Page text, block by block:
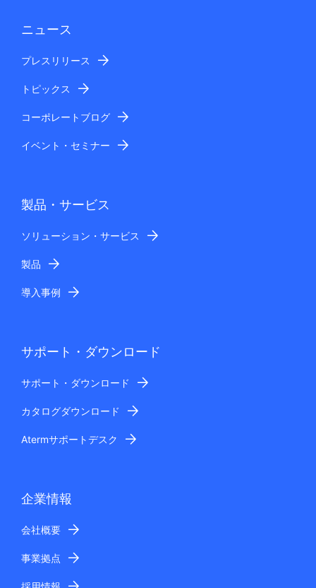
ニュース
プレスリリース
トピックス
コーポレートブログ
イベント・セミナー
製品・サービス
ソリューション・サービス
製品
導入事例
サポート・ダウンロード
サポート・ダウンロード
カタログダウンロード
Atermサポートデスク
企業情報
会社概要
事業拠点